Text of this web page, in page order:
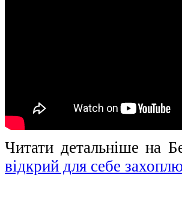
Читати детальніше на
відкрий для себе